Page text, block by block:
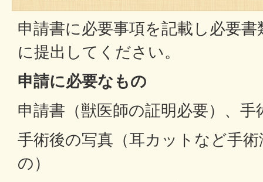
申請書に必要事項を記載し必要
に提出してください。
申請に必要なもの
申請書（獣医師の証明必要）、
手術後の写真（耳カットなど手
の）